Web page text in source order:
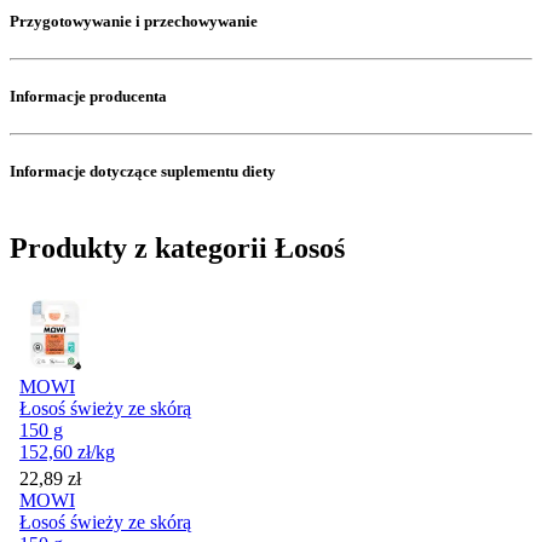
Przygotowywanie i przechowywanie
Informacje producenta
Informacje dotyczące suplementu diety
Produkty z kategorii Łosoś
MOWI
Łosoś świeży ze skórą
150 g
152,60 zł/kg
Cena
22,89 zł
MOWI
Łosoś świeży ze skórą